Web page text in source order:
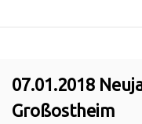
07.01.2018
Großostheim